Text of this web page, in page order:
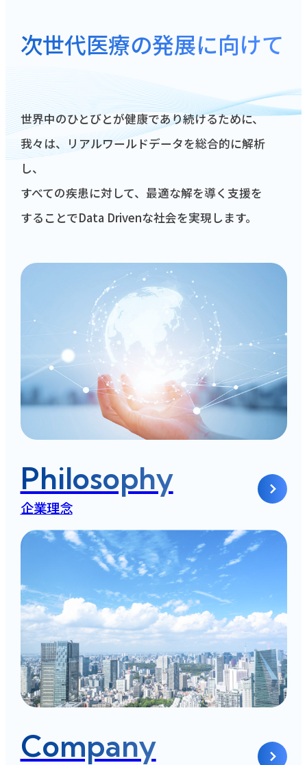
次世代医療の発展に向けて
世界中のひとびとが健康であり続けるために、
我々は、リアルワールドデータを総合的に解析
し、
すべての疾患に対して、最適な解を導く支援を
することでData Drivenな社会を実現します。
Philosophy
企業理念
Company